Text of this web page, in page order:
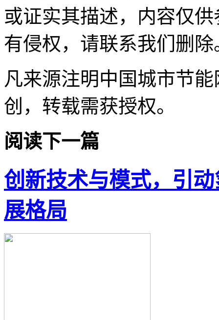
或证实其描述，内容仅
有侵权，请联系我们删除
凡来源注明中国城市节
创，转载需获授权。
阅读下一篇
创新技术与模式，引
展格局